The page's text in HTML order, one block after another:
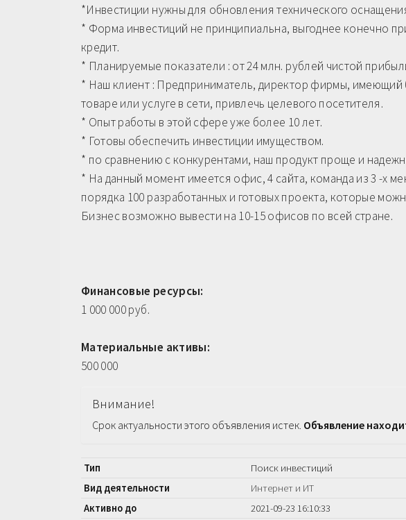
*Инвестиции нужны для обновления технического
* Форма инвестиций не принципиальна, выгоднее конечно
кредит.
* Планируемые показатели : от 24 млн. рублей чистой
* Наш клиент : Предприниматель, директор фирмы, имеющий
товаре или услуге в сети, привлечь целевого посетителя.
* Опыт работы в этой сфере уже более 10 лет.
* Готовы обеспечить инвестиции имуществом.
* по сравнению с конкурентами, наш продукт проще и
* На данный момент имеется офис, 4 сайта, команда из 3 -х
порядка 100 разработанных и готовых проекта, которые
Бизнес возможно вывести на 10-15 офисов по всей стране.
Финансовые ресурсы:
1 000 000 руб.
Материальные активы:
500 000
Внимание!
Срок актуальности этого объявления истек. Объявление
Тип
Поиск инвестиций
Вид деятельности
Интернет и ИТ
Активно до
2021-09-23 16:10:33